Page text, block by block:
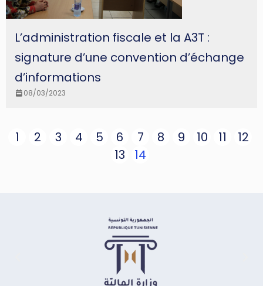
L’administration fiscale et la A3T :
signature d’une convention d’échange
d’informations
08/03/2023
1 2 3 4 5 6 7 8 9 10 11
12
13
14